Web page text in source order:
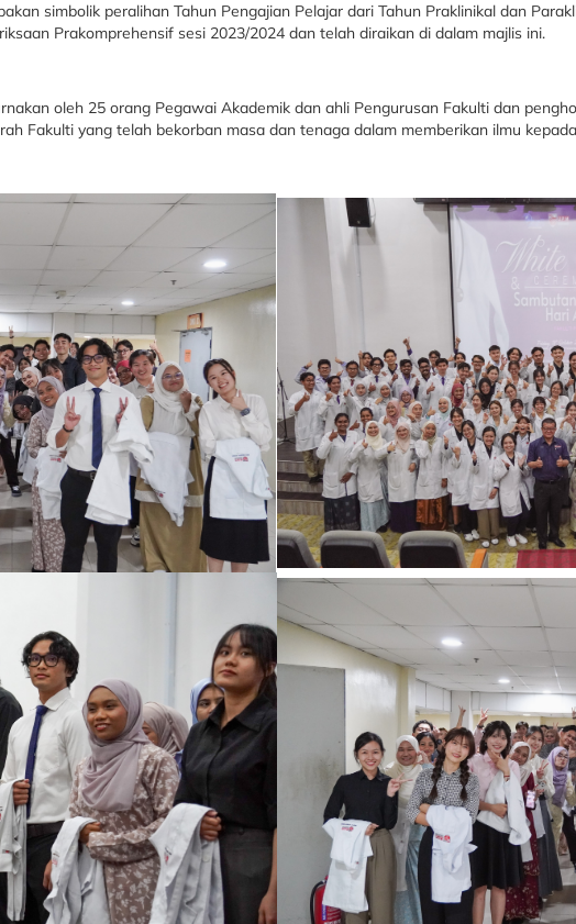
simbolik peralihan Tahun Pengajian Pelajar dari Tahun Praklinikal dan
Prakomprehensif sesi 2023/2024 dan telah diraikan di dalam majlis ini.
oleh 25 orang Pegawai Akademik dan ahli Pengurusan Fakulti dan
Fakulti yang telah bekorban masa dan tenaga dalam memberikan ilmu